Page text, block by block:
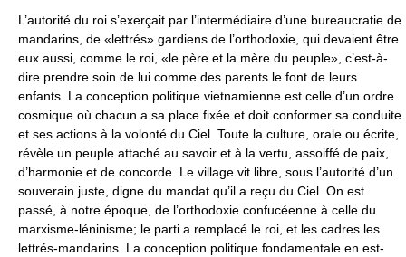
L’autorité du roi s’exerçait par l’intermédiaire d’une bureaucratie de
mandarins, de «lettrés» gardiens de l’orthodoxie, qui devaient être
eux aussi, comme le roi, «le père et la mère du peuple», c’est-à-
dire prendre soin de lui comme des parents le font de leurs
enfants. La conception politique vietnamienne est celle d’un ordre
cosmique où chacun a sa place fixée et doit conformer sa conduite
et ses actions à la volonté du Ciel. Toute la culture, orale ou écrite,
révèle un peuple attaché au savoir et à la vertu, assoiffé de paix,
d’harmonie et de concorde. Le village vit libre, sous l’autorité d’un
souverain juste, digne du mandat qu’il a reçu du Ciel. On est
passé, à notre époque, de l’orthodoxie confucéenne à celle du
marxisme-léninisme; le parti a remplacé le roi, et les cadres les
lettrés-mandarins. La conception politique fondamentale en est-